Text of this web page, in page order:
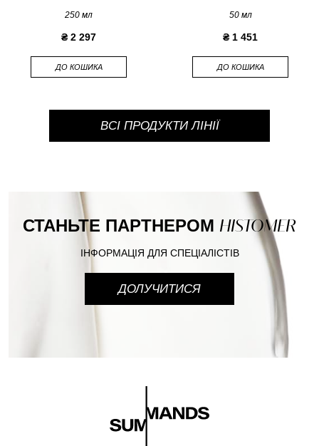
250 мл
₴ 2 297
ДО КОШИКА
50 мл
₴ 1 451
ДО КОШИКА
ВСІ ПРОДУКТИ ЛІНІЇ
СТАНЬТЕ ПАРТНЕРОМ HISTOMER
ІНФОРМАЦІЯ ДЛЯ СПЕЦІАЛІСТІВ
ДОЛУЧИТИСЯ